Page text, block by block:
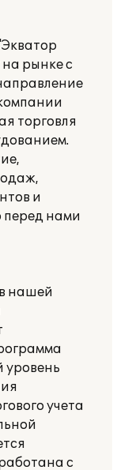
рынке с
торговля
и
перед нами
нашей
уровень
учета
с